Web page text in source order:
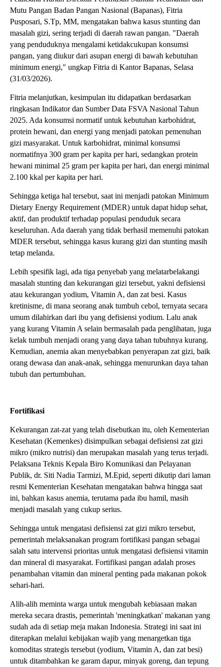
Mutu Pangan Badan Pangan Nasional (Bapanas), Fitria
Pusposari, S.Tp, MM, mengatakan bahwa kasus stunting dan
masalah gizi, sering terjadi di daerah rawan pangan. "Daerah
yang penduduknya mengalami ketidakcukupan konsumsi
pangan, yang diukur dari asupan energi di bawah kebutuhan
minimum energi," ungkap Fitria di Kantor Bapanas, Selasa
(31/03/2026).
Fitria melanjutkan, kesimpulan itu didapatkan berdasarkan
ringkasan Indikator dan Sumber Data FSVA Nasional Tahun
2025. Ada konsumsi normatif untuk kebutuhan karbohidrat,
protein hewani, dan energi yang menjadi patokan pemenuhan
gizi masyarakat. Untuk karbohidrat, minimal konsumsi
normatifnya 300 gram per kapita per hari, sedangkan protein
hewani minimal 25 gram per kapita per hari, dan energi minimal
2.100 kkal per kapita per hari.
Sehingga ketiga hal tersebut, saat ini menjadi patokan Minimum
Dietary Energy Requirement (MDER) untuk dapat hidup sehat,
aktif, dan produktif terhadap populasi penduduk secara
keseluruhan. Ada daerah yang tidak berhasil memenuhi patokan
MDER tersebut, sehingga kasus kurang gizi dan stunting masih
tetap melanda.
Lebih spesifik lagi, ada tiga penyebab yang melatarbelakangi
masalah stunting dan kekurangan gizi tersebut, yakni defisiensi
atau kekurangan yodium, Vitamin A, dan zat besi. Kasus
kretinisme, di mana seorang anak tumbuh cebol, ternyata secara
umum dilahirkan dari ibu yang defisiensi yodium. Lalu anak
yang kurang Vitamin A selain bermasalah pada penglihatan, juga
kelak tumbuh menjadi orang yang daya tahan tubuhnya kurang.
Kemudian, anemia akan menyebabkan penyerapan zat gizi, baik
orang dewasa dan anak-anak, sehingga menurunkan daya tahan
tubuh dan pertumbuhan.
Fortifikasi
Kekurangan zat-zat yang telah disebutkan itu, oleh Kementerian
Kesehatan (Kemenkes) disimpulkan sebagai defisiensi zat gizi
mikro (mikro nutrisi) dan merupakan masalah yang terus terjadi.
Pelaksana Teknis Kepala Biro Komunikasi dan Pelayanan
Publik, dr. Siti Nadia Tarmizi, M.Epid, seperti dikutip dari laman
resmi Kementerian Kesehatan mengatakan bahwa hingga saat
ini, bahkan kasus anemia, terutama pada ibu hamil, masih
menjadi masalah yang cukup serius.
Sehingga untuk mengatasi defisiensi zat gizi mikro tersebut,
pemerintah melaksanakan program fortifikasi pangan sebagai
salah satu intervensi prioritas untuk mengatasi defisiensi vitamin
dan mineral di masyarakat. Fortifikasi pangan adalah proses
penambahan vitamin dan mineral penting pada makanan pokok
sehari-hari.
Alih-alih meminta warga untuk mengubah kebiasaan makan
mereka secara drastis, pemerintah 'meningkatkan' makanan yang
sudah ada di setiap meja makan Indonesia. Strategi ini saat ini
diterapkan melalui kebijakan wajib yang menargetkan tiga
komoditas strategis tersebut (yodium, Vitamin A, dan zat besi)
untuk ditambahkan ke garam dapur, minyak goreng, dan tepung